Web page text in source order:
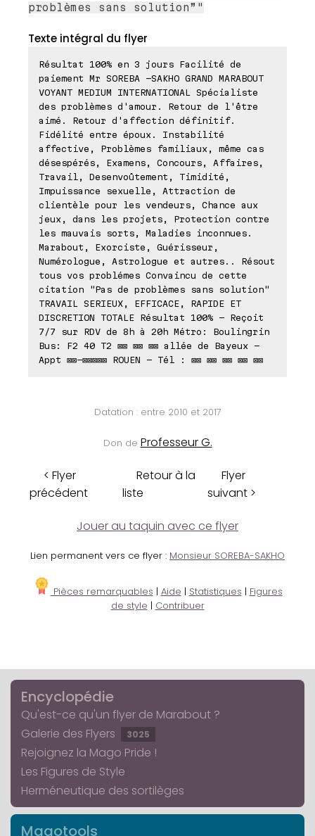
problèmes sans solution”"
Texte intégral du flyer
Résultat 100% en 3 jours Facilité de
paiement Mr SOREBA -SAKHO GRAND MARABOUT
VOYANT MEDIUM INTERNATIONAL Spécialiste
des problèmes d'amour. Retour de l'être
aimé. Retour d'affection définitif.
Fidélité entre époux. Instabilité
affective, Problèmes familiaux, même cas
désespérés, Examens, Concours, Affaires,
Travail, Desenvoûtement, Timidité,
Impuissance sexuelle, Attraction de
clientèle pour les vendeurs, Chance aux
jeux, dans les projets, Protection contre
les mauvais sorts, Maladies inconnues.
Marabout, Exorciste, Guérisseur,
Numérologue, Astrologue et autres.. Résout
tous vos problémes Convaincu de cette
citation "Pas de problèmes sans solution"
TRAVAIL SERIEUX, EFFICACE, RAPIDE ET
DISCRETION TOTALE Résultat 100% - Reçoit
7/7 sur RDV de 8h à 20h Métro: Boulingrin
Bus: F2 40 T2 ⊠⊠ ⊠⊠ ⊠⊠ allée de Bayeux -
Appt ⊠⊠-⊠⊠⊠⊠⊠ ROUEN - Tél : ⊠⊠ ⊠⊠ ⊠⊠ ⊠⊠ ⊠⊠
Datation : entre 2010 et 2017
Don de Professeur G.
< Flyer
précédent
Retour à la
liste
Flyer
suivant >
Jouer au taquin avec ce flyer
Lien permanent vers ce flyer : Monsieur SOREBA-SAKHO
Pièces remarquables | Aide | Statistiques | Figures
de style | Contribuer
Encyclopédie
Qu'est-ce qu'un flyer de Marabout ?
Galerie des Flyers
3025
Rejoignez la Mago Pride !
Les Figures de Style
Herméneutique des sortilèges
Magotools